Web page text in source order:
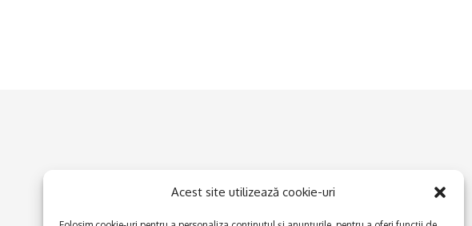
Acest site utilizează cookie-uri